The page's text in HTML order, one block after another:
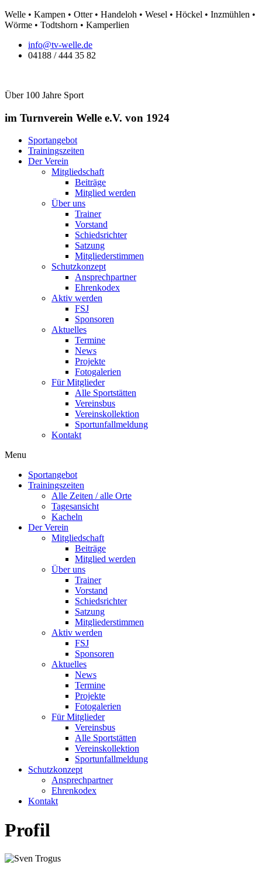
Zum
Inhalt
Welle • Kampen • Otter • Handeloh • Wesel • Höckel • Inzmühlen •
Wörme • Todtshorn • Kamperlien
info@tv-welle.de
04188 / 444 35 82
Über 100 Jahre Sport
im Turnverein Welle e.V. von 1924
Sportangebot
Trainingszeiten
Der Verein
Mitgliedschaft
Beiträge
Mitglied werden
Über uns
Trainer
Vorstand
Schiedsrichter
Satzung
Mitgliederstimmen
Schutzkonzept
Ansprechpartner
Ehrenkodex
Aktiv werden
FSJ
Sponsoren
Aktuelles
Termine
News
Projekte
Fotogalerien
Für Mitglieder
Alle Sportstätten
Vereinsbus
Vereinskollektion
Sportunfallmeldung
Kontakt
Flyout
Menu
Sportangebot
Trainingszeiten
Alle Zeiten / alle Orte
Tagesansicht
Kacheln
Der Verein
Mitgliedschaft
Beiträge
Mitglied werden
Über uns
Trainer
Vorstand
Schiedsrichter
Satzung
Mitgliederstimmen
Aktiv werden
FSJ
Sponsoren
Aktuelles
News
Termine
Projekte
Fotogalerien
Für Mitglieder
Vereinsbus
Alle Sportstätten
Vereinskollektion
Sportunfallmeldung
Schutzkonzept
Ansprechpartner
Ehrenkodex
Kontakt
Profil